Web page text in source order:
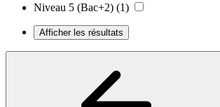
Niveau 5 (Bac+2) (1)
Afficher les résultats